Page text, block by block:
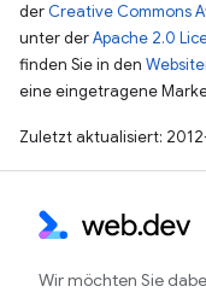
der Creative Commons
unter derApache 2.0
finden Sie in den
eine eingetragene
Zuletzt aktualisiert:
Wir möchten Sie